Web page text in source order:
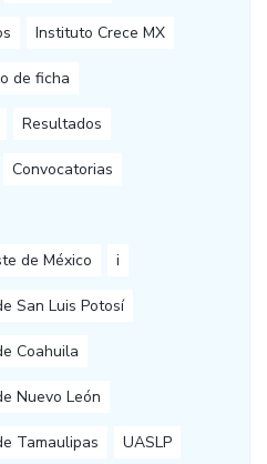
Instituto Crece MX
de ficha
Resultados
Convocatorias
de México i
San Luis Potosí
Coahuila
Nuevo León
Tamaulipas UASLP